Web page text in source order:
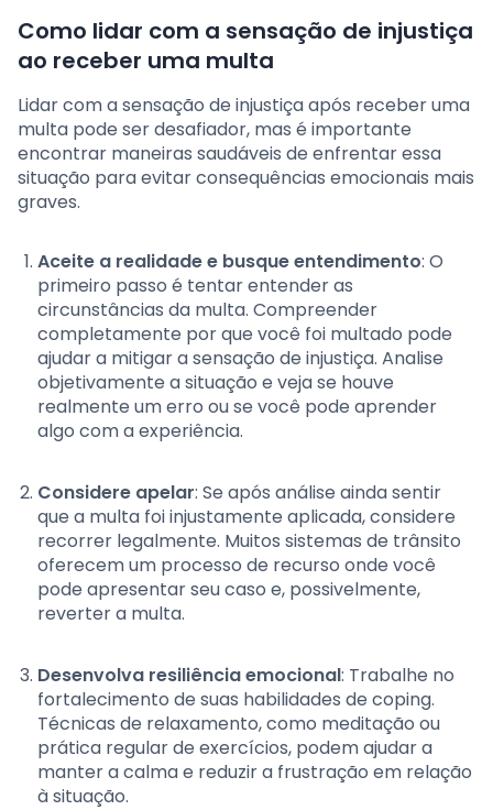
Como lidar com a sensação de injustiça
ao receber uma multa
Lidar com a sensação de injustiça após receber uma
multa pode ser desafiador, mas é importante
encontrar maneiras saudáveis de enfrentar essa
situação para evitar consequências emocionais mais
graves.
Aceite a realidade e busque entendimento: O
primeiro passo é tentar entender as
circunstâncias da multa. Compreender
completamente por que você foi multado pode
ajudar a mitigar a sensação de injustiça. Analise
objetivamente a situação e veja se houve
realmente um erro ou se você pode aprender
algo com a experiência.
Considere apelar: Se após análise ainda sentir
que a multa foi injustamente aplicada, considere
recorrer legalmente. Muitos sistemas de trânsito
oferecem um processo de recurso onde você
pode apresentar seu caso e, possivelmente,
reverter a multa.
Desenvolva resiliência emocional: Trabalhe no
fortalecimento de suas habilidades de coping.
Técnicas de relaxamento, como meditação ou
prática regular de exercícios, podem ajudar a
manter a calma e reduzir a frustração em relação
à situação.